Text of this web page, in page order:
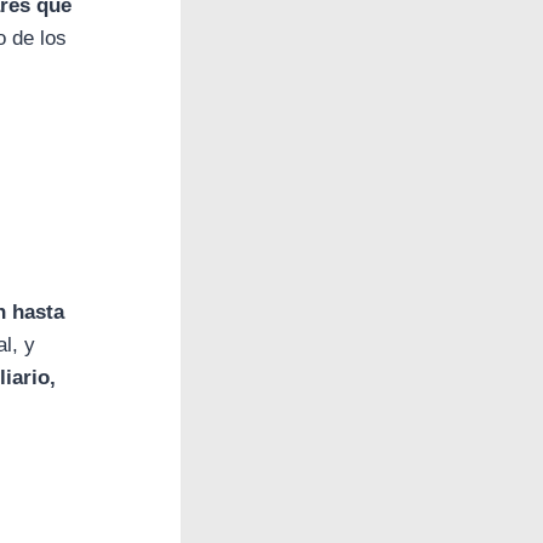
que
de los
hasta
y